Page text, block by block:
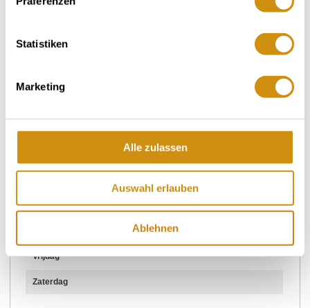
Statistiken
Marketing
Alle zulassen
Auswahl erlauben
Ablehnen
Openingstijden
Meer info & Downloads
Openingstijden
03.09.2026 tot 12.12.2026
Vrijdag
Zaterdag